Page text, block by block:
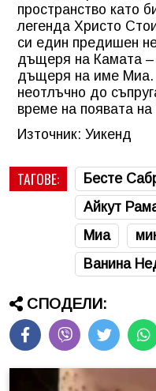
пространство като
легенда Христо
си един предишен
дъщеря на Камата
дъщеря на име Миа.
неотлъчно до
време на появата
Източник: Уикенд
ТАГОВЕ: Бесте
Айкут
Миа
Ванина
СПОДЕЛИ: